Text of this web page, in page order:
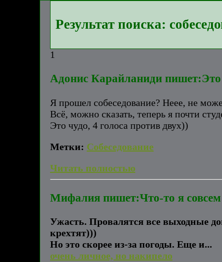
Результат поиска:
1
Адонис Карайланиди
Я прошел собеседование? Неее, не
Всё, можно сказать, теперь я почти
Это чудо, 4 голоса против двух))
Метки: Собеседование
Читать полностью
Мифалия пишет:Что-то я совсем
Ужасть. Провалятся все выходные
крехтят)))
Но это скорее из-за погоды. Еще и...
очень личное, но накипело